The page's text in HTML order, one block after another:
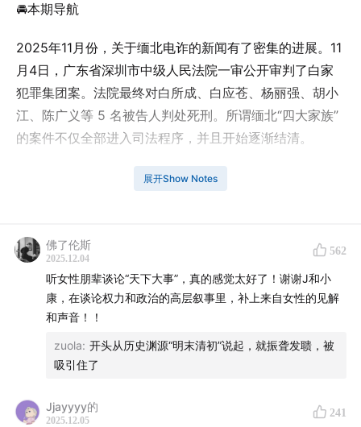
🚘本期导航
2025年11月份，关于缅北电诈的新闻有了密集的进展。11
月4日，广东省深圳市中级人民法院一审公开审判了白家
犯罪集团案。法院最终对白所成、白应苍、杨丽强、胡小
江、陈广义等 5 名被告人判处死刑。所谓缅北“四大家族”
的案件不仅全部进入司法程序，并且开始逐渐结清。
央视新闻在下半年播放了若干集揭露缅北电诈和“四大家
2025年1月，演员王星被骗入缅甸妙瓦底，其女友嘉嘉在
微博公开求助，引发全国范围内对电诈集团的再讨论，我
们也在主站做过一期节目《逃出妙瓦底：为什么缅甸电诈
屡禁不止？》
那么本期节目想做一期系统的分析：“幽灵”是一种神出鬼
没的不明物体，可怕又难以消灭，借用这个概念，我们想
聊一聊电诈是如何栖身于历史的债务之上、现实的分裂之
中，以及技术的无界之内。
展开Show Notes
佛了伦斯
2025.12.04
562
听女性朋辈谈论“天下大事”，真的感觉太好了！谢谢J和小
康，在谈论权力和政治的高层叙事里，补上来自女性的见解
和声音！！
zuola: 开头从历史渊源“明末清初”说起，就振聋发聩，被
吸引住了
Jjayyyy的
2025.12.05
241